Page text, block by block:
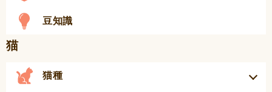
豆知識
猫
猫種